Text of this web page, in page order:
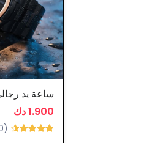
ساعة يد
1.900 دك
(50)